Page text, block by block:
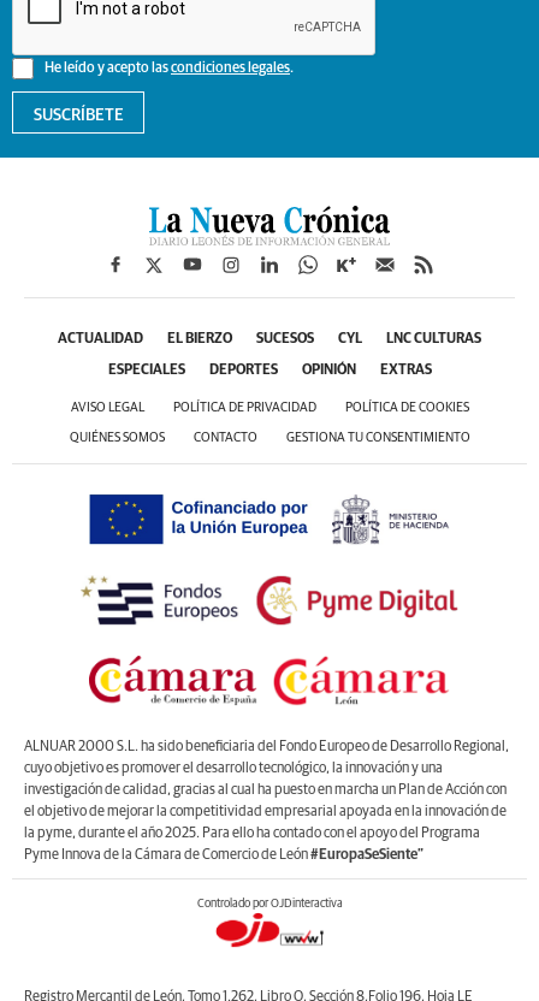
He leído y acepto lascondiciones legales.
SUSCRÍBETE
ACTUALIDAD EL BIERZO SUCESOS CYL LNC CULTURAS
ESPECIALES DEPORTES OPINIÓN EXTRAS
AVISO LEGAL POLÍTICA DE PRIVACIDAD POLÍTICA DE COOKIES
QUIÉNES SOMOS CONTACTO GESTIONA TU CONSENTIMIENTO
ALNUAR 2000 S.L. ha sido beneficiaria del Fondo Europeo de Desarrollo Regional,
cuyo objetivo es promover el desarrollo tecnológico, la innovación y una
investigación de calidad, gracias al cual ha puesto en marcha un Plan de Acción con
el objetivo de mejorar la competitividad empresarial apoyada en la innovación de
la pyme, durante el año 2025. Para ello ha contado con el apoyo del Programa
Pyme Innova de la Cámara de Comercio de León#EuropaSeSiente”
Controlado por OJDinteractiva
Registro Mercantil de León, Tomo 1.262, Libro O, Sección 8,Folio 196, Hoja LE